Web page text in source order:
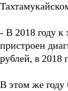
- В 2018 году к
пристроен
рублей, в 2018
В этом же году